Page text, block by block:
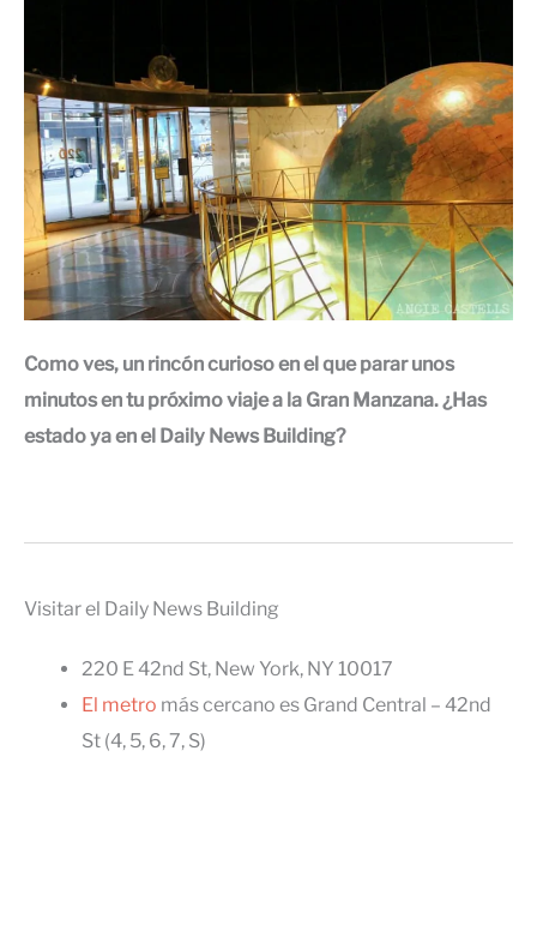
Como ves, un rincón curioso en el que parar unos
minutos en tu próximo viaje a la Gran Manzana. ¿Has
estado ya en el Daily News Building?
Visitar el Daily News Building
220 E 42nd St, New York, NY 10017
El metro más cercano es Grand Central – 42nd
St (4, 5, 6, 7, S)